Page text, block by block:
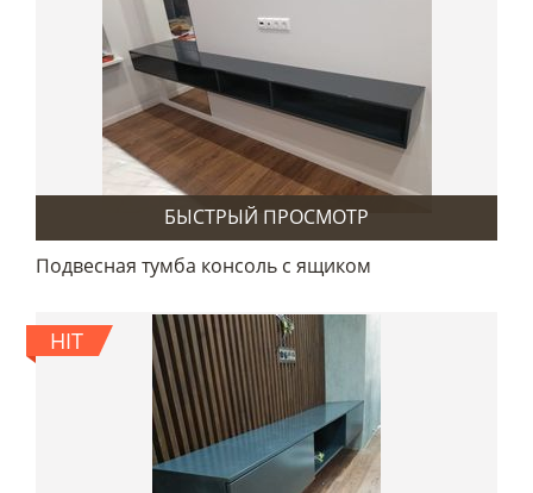
БЫСТРЫЙ ПРОСМОТР
Подвесная тумба консоль с ящиком
HIT